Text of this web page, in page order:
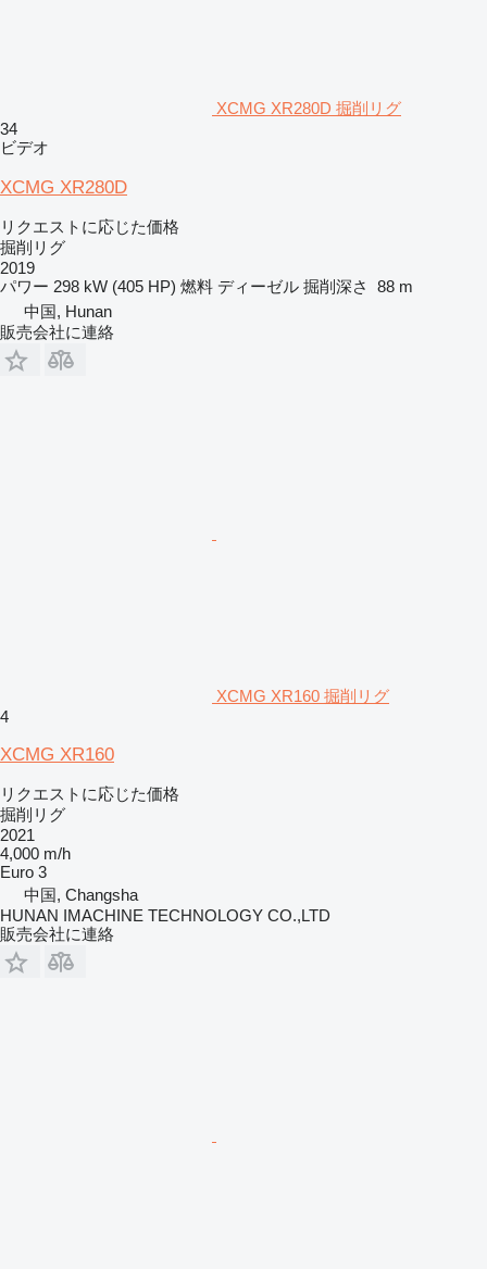
XCMG XR280D 掘削リグ
34
ビデオ
XCMG XR280D
リクエストに応じた価格
掘削リグ
2019
パワー 298 kW (405 HP) 燃料 ディーゼル 掘削深さ
88 m
中国, Hunan
販売会社に連絡
XCMG XR160 掘削リグ
4
XCMG XR160
リクエストに応じた価格
掘削リグ
2021
4,000 m/h
Euro 3
中国, Changsha
HUNAN IMACHINE TECHNOLOGY CO.,LTD
販売会社に連絡